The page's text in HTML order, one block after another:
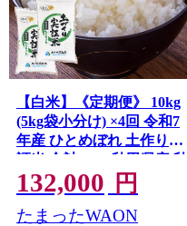
【白米】《定期便》 10kg
(5kg袋小分け) ×4回 令和7
年産 ひとめぼれ 土作り実
証米 合計40kg 秋田県産 秋
田県由利本荘市
132,000 円
たまったWAON